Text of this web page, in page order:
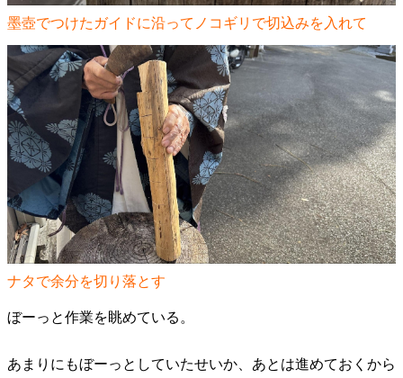
墨壺でつけたガイドに沿ってノコギリで切込みを入れて
ナタで余分を切り落とす
ぼーっと作業を眺めている。
あまりにもぼーっとしていたせいか、あとは進めておくから